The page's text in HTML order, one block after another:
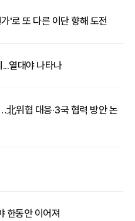
'로 또 다른 이단 향해 도전
열대야 나타나
北위협 대응·3국 협력 방안 논
한동안 이어져